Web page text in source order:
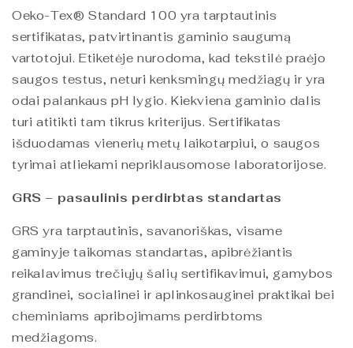
Oeko-Tex® Standard 100 yra tarptautinis
sertifikatas, patvirtinantis gaminio saugumą
vartotojui. Etiketėje nurodoma, kad tekstilė praėjo
saugos testus, neturi kenksmingų medžiagų ir yra
odai palankaus pH lygio. Kiekviena gaminio dalis
turi atitikti tam tikrus kriterijus. Sertifikatas
išduodamas vienerių metų laikotarpiui, o saugos
tyrimai atliekami nepriklausomose laboratorijose.
GRS – pasaulinis perdirbtas standartas
GRS yra tarptautinis, savanoriškas, visame
gaminyje taikomas standartas, apibrėžiantis
reikalavimus trečiųjų šalių sertifikavimui, gamybos
grandinei, socialinei ir aplinkosauginei praktikai bei
cheminiams apribojimams perdirbtoms
medžiagoms.